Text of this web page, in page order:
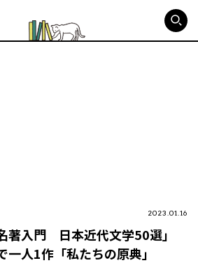
2023.01.16
著入門 日本近代文学50選」
人1作「私たちの原典」